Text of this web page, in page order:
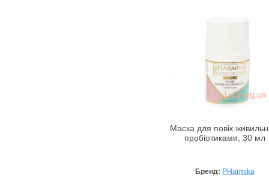
Маска для повік
пробіотиками, 30 мл
Бренд: PHarmika